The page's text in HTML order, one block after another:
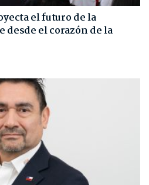
el futuro de la
desde el corazón de la